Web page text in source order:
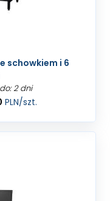
schowkiem i 6
2 dni
PLN/szt.